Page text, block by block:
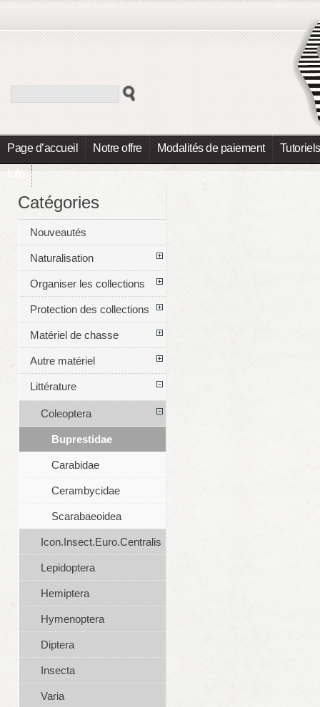
Page d’accueil Notre offre Modalités de paiement Tutoriels
Info
Catégories
Nouveautés
Naturalisation
Organiser les collections
Protection des collections
Matériel de chasse
Autre matériel
Littérature
Coleoptera
Buprestidae
Carabidae
Cerambycidae
Scarabaeoidea
Icon.Insect.Euro.Centralis
Lepidoptera
Hemiptera
Hymenoptera
Diptera
Insecta
Varia